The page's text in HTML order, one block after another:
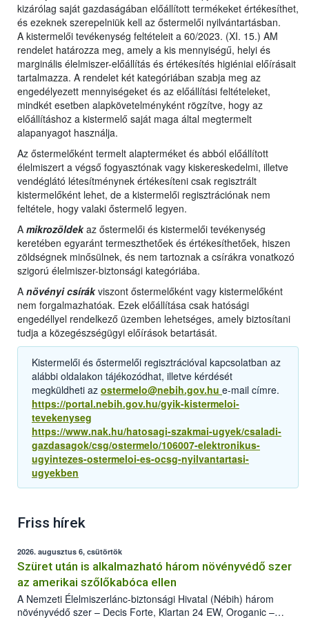
kizárólag saját gazdaságában előállított termékeket értékesíthet,
és ezeknek szerepelniük kell az őstermelői nyilvántartásban.
A kistermelői tevékenység feltételeit a 60/2023. (XI. 15.) AM
rendelet határozza meg, amely a kis mennyiségű, helyi és
marginális élelmiszer-előállítás és értékesítés higiéniai előírásait
tartalmazza. A rendelet két kategóriában szabja meg az
engedélyezett mennyiségeket és az előállítási feltételeket,
mindkét esetben alapkövetelményként rögzítve, hogy az
előállításhoz a kistermelő saját maga által megtermelt
alapanyagot használja.
Az őstermelőként termelt alapterméket és abból előállított
élelmiszert a végső fogyasztónak vagy kiskereskedelmi, illetve
vendéglátó létesítménynek értékesíteni csak regisztrált
kistermelőként lehet, de a kistermelői regisztrációnak nem
feltétele, hogy valaki őstermelő legyen.
A mikrozöldekaz őstermelői és kistermelői tevékenység
keretében egyaránt termeszthetőek és értékesíthetőek, hiszen
zöldségnek minősülnek, és nem tartoznak a csírákra vonatkozó
szigorú élelmiszer-biztonsági kategóriába.
A növényi csírákviszont őstermelőként vagy kistermelőként
nem forgalmazhatóak. Ezek előállítása csak hatósági
engedéllyel rendelkező üzemben lehetséges, amely biztosítani
tudja a közegészségügyi előírások betartását.
Kistermelői és őstermelői regisztrációval kapcsolatban az
alábbi oldalakon tájékozódhat, illetve kérdését
megküldheti az ostermelo@nebih.gov.hu e-mail címre.
https://portal.nebih.gov.hu/gyik-kistermeloi-
tevekenyseg
https://www.nak.hu/hatosagi-szakmai-ugyek/csaladi-
gazdasagok/csg/ostermelo/106007-elektronikus-
ugyintezes-ostermeloi-es-ocsg-nyilvantartasi-
ugyekben
Friss hírek
2026. augusztus 6, csütörtök
Szüret után is alkalmazható három növényvédő szer
az amerikai szőlőkabóca ellen
A Nemzeti Élelmiszerlánc-biztonsági Hivatal (Nébih) három
növényvédő szer – Decis Forte, Klartan 24 EW, Oroganic –